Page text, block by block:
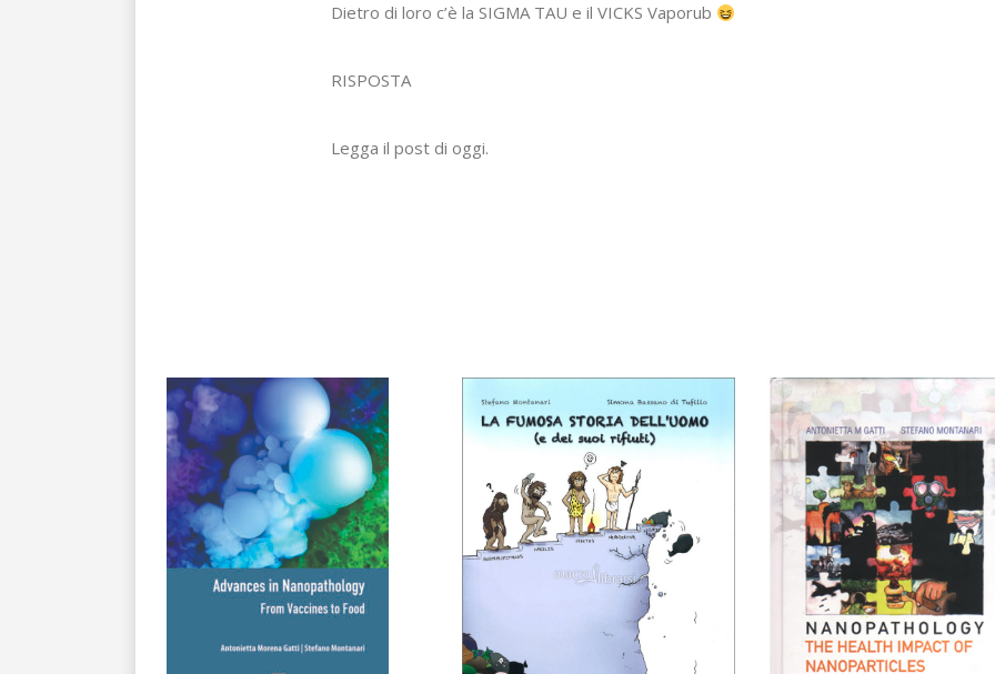
Dietro di loro c’è la SIGMA TAU e il VICKS Vaporub
RISPOSTA
Legga il post di oggi.